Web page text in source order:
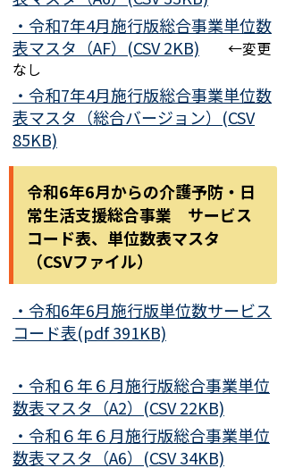
・令和7年4月施行版総合事業単位数
表マスタ（AF）(CSV 2KB) ←変更
なし
・令和7年4月施行版総合事業単位数
表マスタ（総合バージョン）(CSV
85KB)
令和6年6月からの介護予防・日
常生活支援総合事業 サービス
コード表、単位数表マスタ
（CSVファイル）
・令和6年6月施行版単位数サービス
コード表(pdf 391KB)
・令和６年６月施行版総合事業単位
数表マスタ（A2）(CSV 22KB)
・令和６年６月施行版総合事業単位
数表マスタ（A6）(CSV 34KB)